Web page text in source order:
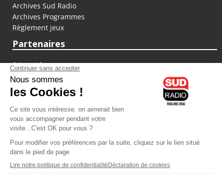
Archives Sud Radio
Archives Programmes
Règlement jeux
Partenaires
fiducial.fr
lyoncapitale.fr
olympique-et-lyonnais.com
L'application Iphone / Android
Téléchargez l'application
Les cookies